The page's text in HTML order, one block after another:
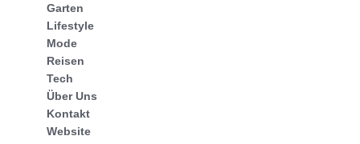
Garten
Lifestyle
Mode
Reisen
Tech
Über Uns
Kontakt
Website